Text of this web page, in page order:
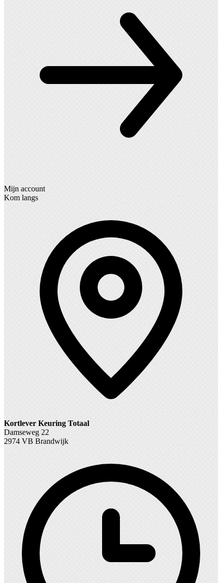
Mijn account
Kom langs
Kortlever Keuring Totaal
Damseweg 22
2974 VB Brandwijk